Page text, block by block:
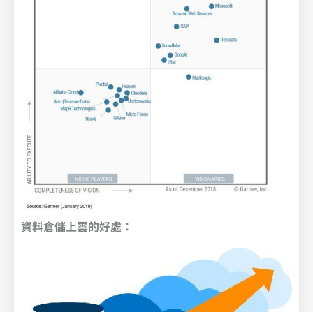
資料倉儲上雲的好處：